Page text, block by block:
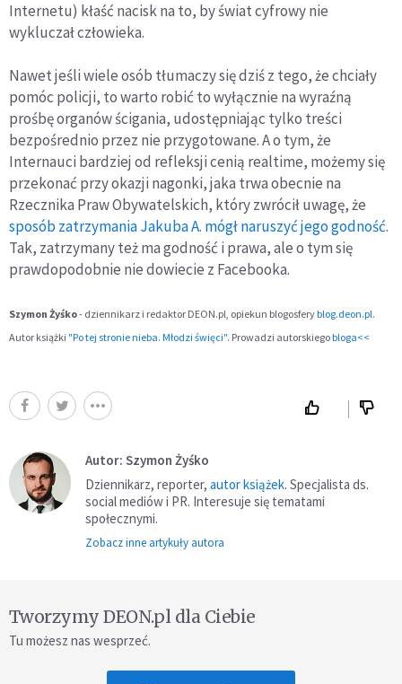
Internetu) kłaść nacisk na to, by świat cyfrowy nie
wykluczał człowieka.
Nawet jeśli wiele osób tłumaczy się dziś z tego, że chciały
pomóc policji, to warto robić to wyłącznie na wyraźną
prośbę organów ścigania, udostępniając tylko treści
bezpośrednio przez nie przygotowane. A o tym, że
Internauci bardziej od refleksji cenią realtime, możemy się
przekonać przy okazji nagonki, jaka trwa obecnie na
Rzecznika Praw Obywatelskich, który zwrócił uwagę, że
sposób zatrzymania Jakuba A. mógł naruszyć jego godność.
Tak, zatrzymany też ma godność i prawa, ale o tym się
prawdopodobnie nie dowiecie z Facebooka.
Szymon Żyśko- dziennikarz i redaktor DEON.pl, opiekun blogosfery blog.deon.pl.
Autor książki "Po tej stronie nieba. Młodzi święci". Prowadzi autorskiego bloga<<
Autor: Szymon Żyśko
Dziennikarz, reporter, autor książek. Specjalista ds.
social mediów i PR. Interesuje się tematami
społecznymi.
Zobacz inne artykuły autora
Tworzymy DEON.pl dla Ciebie
Tu możesz nas wesprzeć.